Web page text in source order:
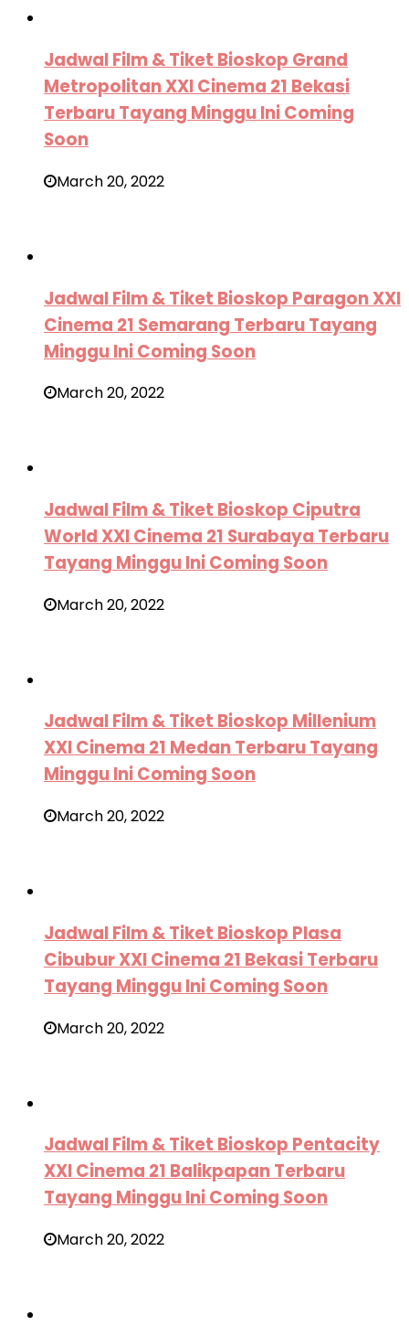
Jadwal Film & Tiket Bioskop Grand
Metropolitan XXI Cinema 21 Bekasi
Terbaru Tayang Minggu Ini Coming
Soon
March 20, 2022
Jadwal Film & Tiket Bioskop Paragon XXI
Cinema 21 Semarang Terbaru Tayang
Minggu Ini Coming Soon
March 20, 2022
Jadwal Film & Tiket Bioskop Ciputra
World XXI Cinema 21 Surabaya Terbaru
Tayang Minggu Ini Coming Soon
March 20, 2022
Jadwal Film & Tiket Bioskop Millenium
XXI Cinema 21 Medan Terbaru Tayang
Minggu Ini Coming Soon
March 20, 2022
Jadwal Film & Tiket Bioskop Plasa
Cibubur XXI Cinema 21 Bekasi Terbaru
Tayang Minggu Ini Coming Soon
March 20, 2022
Jadwal Film & Tiket Bioskop Pentacity
XXI Cinema 21 Balikpapan Terbaru
Tayang Minggu Ini Coming Soon
March 20, 2022